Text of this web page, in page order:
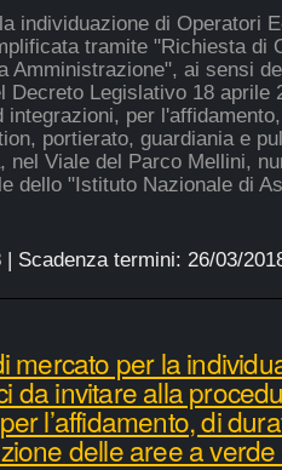
individuazione di Operatori
tramite "Richiesta di
Amministrazione", ai sensi
Decreto Legislativo 18 aprile
per
portierato, guardiania e
nel Viale del Parco Mellini,
dello "Istituto Nazionale di
| Scadenza termini: 26/03/
mercato per la
da invitare alla
l’affidamento, di
delle aree a